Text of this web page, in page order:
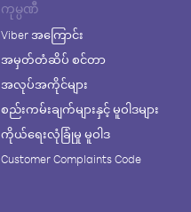
ကုမ္ပဏီ
Viber အကြောင်း
အမှတ်တံဆိပ် စင်တာ
အလုပ်အကိုင်များ
စည်းကမ်းချက်များနှင့် မူဝါဒများ
ကိုယ်ရေးလုံခြုံမှု မူဝါဒ
Customer Complaints Code